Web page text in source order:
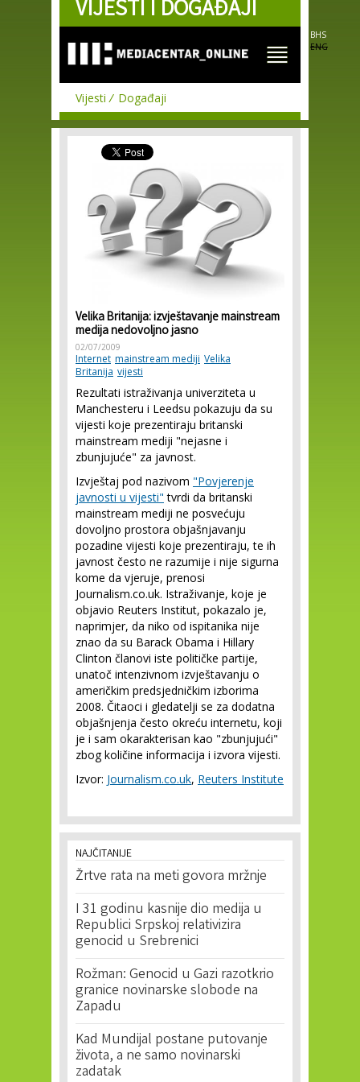
Skip to
main
VIJESTI I DOGAĐAJI
BHS
ENG
Vijesti Događaji
Velika Britanija: izvještavanje mainstream
medija nedovoljno jasno
02/07/2009
Internet mainstream mediji Velika
Britanija vijesti
Rezultati istraživanja univerziteta u
Manchesteru i Leedsu pokazuju da su
vijesti koje prezentiraju britanski
mainstream mediji "nejasne i
zbunjujuće" za javnost.
Izvještaj pod nazivom "Povjerenje
javnosti u vijesti" tvrdi da britanski
mainstream mediji ne posvećuju
dovoljno prostora objašnjavanju
pozadine vijesti koje prezentiraju, te ih
javnost često ne razumije i nije sigurna
kome da vjeruje, prenosi
Journalism.co.uk. Istraživanje, koje je
objavio Reuters Institut, pokazalo je,
naprimjer, da niko od ispitanika nije
znao da su Barack Obama i Hillary
Clinton članovi iste političke partije,
unatoč intenzivnom izvještavanju o
američkim predsjedničkim izborima
2008. Čitaoci i gledatelji se za dodatna
objašnjenja često okreću internetu, koji
je i sam okarakterisan kao "zbunjujući"
zbog količine informacija i izvora vijesti.
Izvor: Journalism.co.uk, Reuters Institute
NAJČITANIJE
Žrtve rata na meti govora mržnje
I 31 godinu kasnije dio medija u
Republici Srpskoj relativizira
genocid u Srebrenici
Rožman: Genocid u Gazi razotkrio
granice novinarske slobode na
Zapadu
Kad Mundijal postane putovanje
života, a ne samo novinarski
zadatak